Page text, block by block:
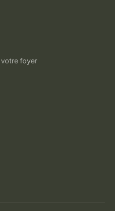
foyer